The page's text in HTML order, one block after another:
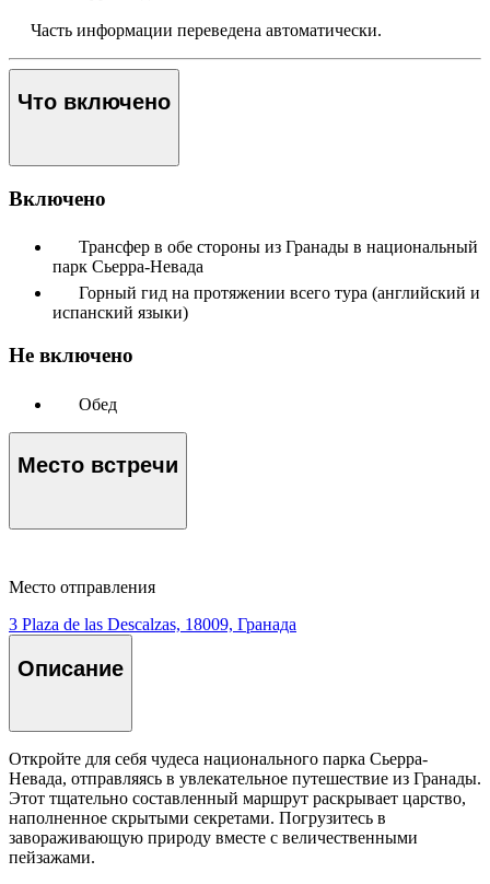
Часть информации переведена автоматически.
Что включено
Включено
Трансфер в обе стороны из Гранады в национальный
парк Сьерра-Невада
Горный гид на протяжении всего тура (английский и
испанский языки)
Не включено
Обед
Место встречи
Место отправления
3 Plaza de las Descalzas, 18009, Гранада
Описание
Откройте для себя чудеса национального парка Сьерра-
Невада, отправляясь в увлекательное путешествие из Гранады.
Этот тщательно составленный маршрут раскрывает царство,
наполненное скрытыми секретами. Погрузитесь в
завораживающую природу вместе с величественными
пейзажами.